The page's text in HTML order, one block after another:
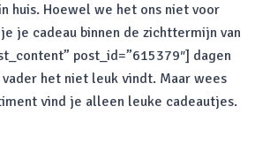
huis. Hoewel we het ons niet voor
je cadeau binnen de zichttermijn van
post_id=”615379″] dagen
het niet leuk vindt. Maar wees
vind je alleen leuke cadeautjes.